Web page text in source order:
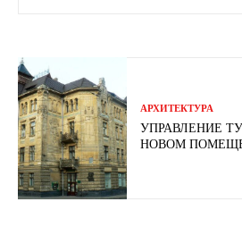
АРХИТЕКТУРА
УПРАВЛЕНИЕ
НОВОМ